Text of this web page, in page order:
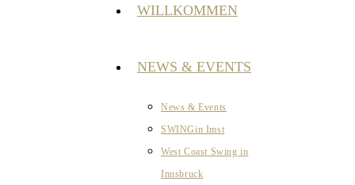
WILLKOMMEN
NEWS & EVENTS
News & Events
SWINGin Imst
West Coast Swing in
Innsbruck